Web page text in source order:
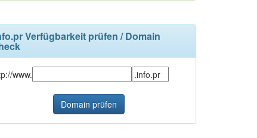
Verfügbarkeit prüfen / Domain
www.